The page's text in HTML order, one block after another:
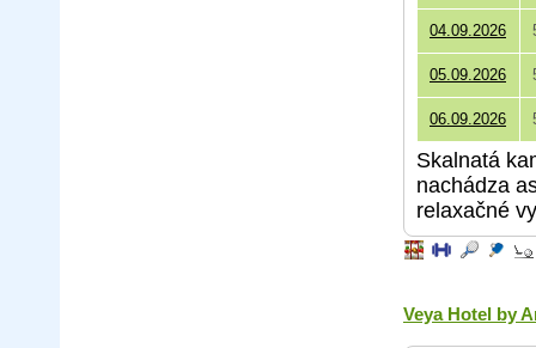
04.09.2026
05.09.2026
06.09.2026
Skalnatá
nachádza
relaxačné
Veya Hotel by